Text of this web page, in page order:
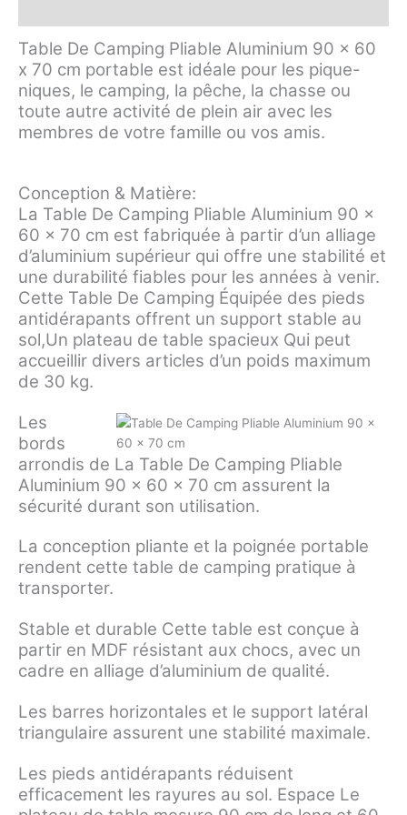
Table De Camping Pliable Aluminium 90 x 60
x 70 cm portable est idéale pour les pique-
niques, le camping, la pêche, la chasse ou
toute autre activité de plein air avec les
membres de votre famille ou vos amis.
Conception & Matière:
La Table De Camping Pliable Aluminium 90 x
60 x 70 cm est fabriquée à partir d’un alliage
d’aluminium supérieur qui offre une stabilité et
une durabilité fiables pour les années à venir.
Cette Table De Camping Équipée des pieds
antidérapants offrent un support stable au
sol,Un plateau de table spacieux Qui peut
accueillir divers articles d’un poids maximum
de 30 kg.
Les
bords
arrondis de La Table De Camping Pliable
Aluminium 90 x 60 x 70 cm assurent la
sécurité durant son utilisation.
La conception pliante et la poignée portable
rendent cette table de camping pratique à
transporter.
Stable et durable Cette table est conçue à
partir en MDF résistant aux chocs, avec un
cadre en alliage d’aluminium de qualité.
Les barres horizontales et le support latéral
triangulaire assurent une stabilité maximale.
Les pieds antidérapants réduisent
efficacement les rayures au sol. Espace Le